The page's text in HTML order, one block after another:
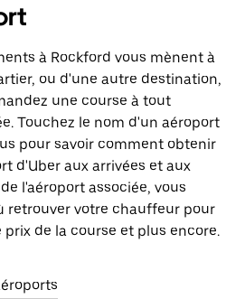
à Rockford vous mènent à
ou d'une autre destination,
une course à tout
Touchez le nom d'un aéroport
pour savoir comment obtenir
d'Uber aux arrivées et aux
l'aéroport associée, vous
retrouver votre chauffeur pour
prix de la course et plus encore.